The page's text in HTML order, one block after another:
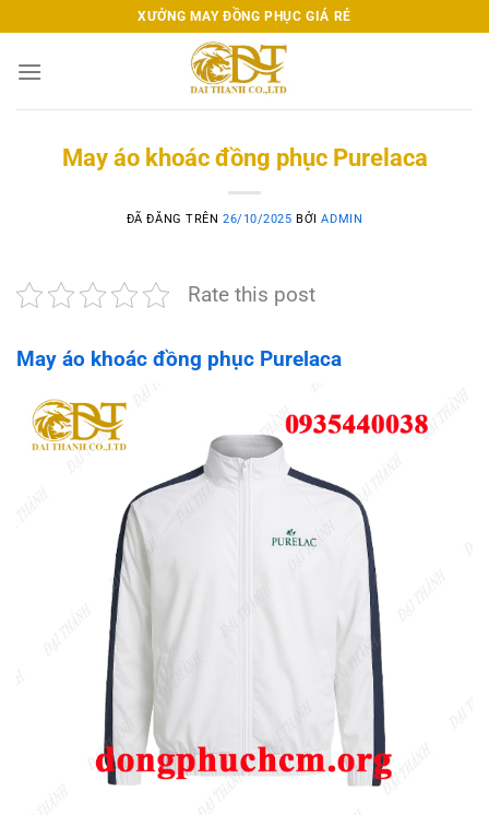
đến
nội
XƯỞNG MAY ĐỒNG PHỤC GIÁ RẺ
May áo khoác đồng phục Purelaca
ĐÃ ĐĂNG TRÊN26/10/2025 BỞIADMIN
Rate this post
May áo khoác đồng phục Purelaca